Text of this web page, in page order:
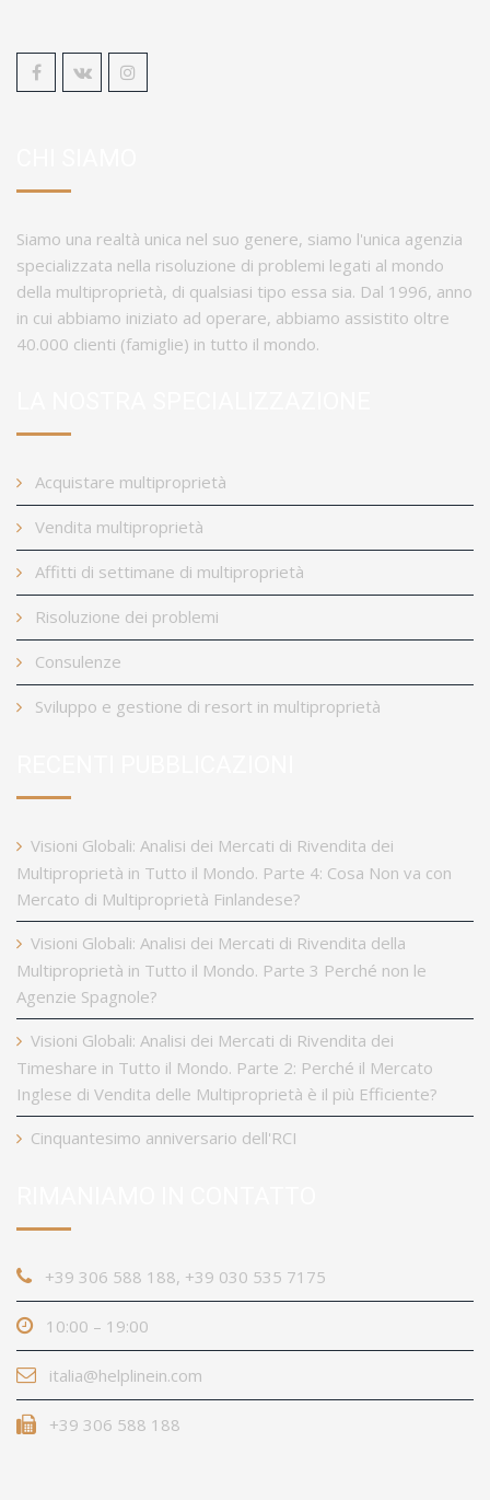
Siamo una realtà unica nel suo genere, siamo l'unica agenzia
specializzata nella risoluzione di problemi legati al mondo
della multiproprietà, di qualsiasi tipo essa sia. Dal 1996, anno
in cui abbiamo iniziato ad operare, abbiamo assistito oltre
40.000 clienti (famiglie) in tutto il mondo.
Acquistare multiproprietà
Vendita multiproprietà
Affitti di settimane di multiproprietà
Risoluzione dei problemi
Consulenze
Sviluppo e gestione di resort in multiproprietà
Visioni Globali: Analisi dei Mercati di Rivendita dei
Multiproprietà in Tutto il Mondo. Parte 4: Cosa Non va con
Mercato di Multiproprietà Finlandese?
Visioni Globali: Analisi dei Mercati di Rivendita della
Multiproprietà in Tutto il Mondo. Parte 3 Perché non le
Agenzie Spagnole?
Visioni Globali: Analisi dei Mercati di Rivendita dei
Timeshare in Tutto il Mondo. Parte 2: Perché il Mercato
Inglese di Vendita delle Multiproprietà è il più Efficiente?
Cinquantesimo anniversario dell'RCI
+39 306 588 188, +39 030 535 7175
10:00 – 19:00
italia@helplinein.com
+39 306 588 188